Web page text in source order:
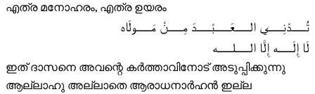
എത്ര മനോഹരം, എത്ര ഉയരം
تُـــــدْنِـــــي الـــــعَـــــبْـــــدَ مِـــــنْ مَـــــولَاه
لَا إِلَـــــه إِلَّا الـــــلـــــه
ഇത് ദാസനെ അവന്റെ കർത്താവിനോട് അടുപ്പിക്കുന്നു
ആല്ലാഹു അല്ലാതെ ആരാധനാർഹൻ ഇല്ല